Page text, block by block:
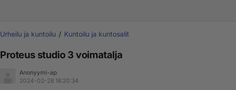
Urheilu ja kuntoilu Kuntoilu ja kuntosalit
Proteus studio 3 voimatalja
Anonyymi-ap
2024-02-28 16:20:34